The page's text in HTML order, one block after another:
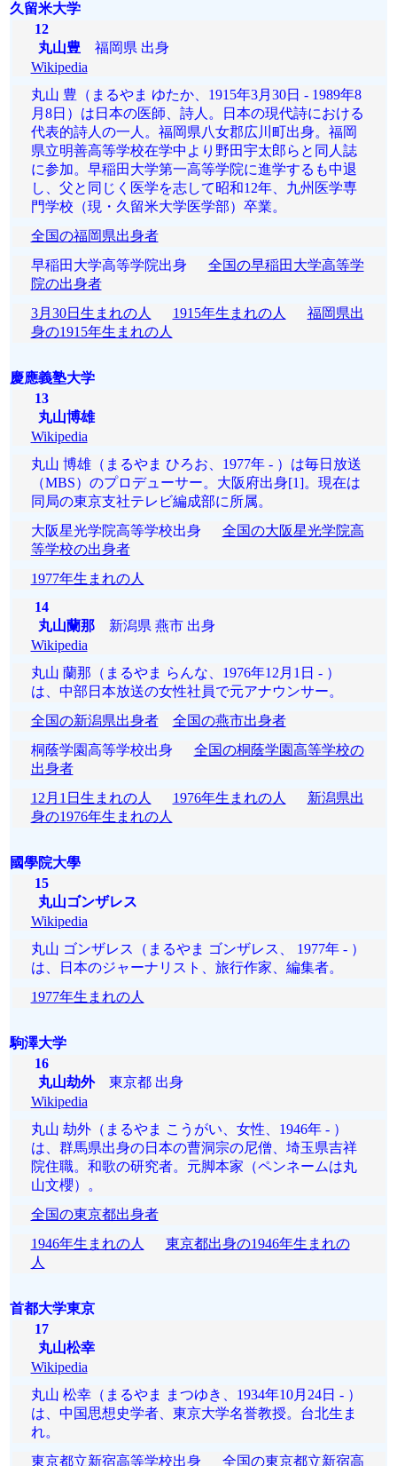
久留米大学
12
丸山豊 福岡県 出身
Wikipedia
丸山 豊（まるやま ゆたか、1915年3月30日 - 1989年8
月8日）は日本の医師、詩人。日本の現代詩における
代表的詩人の一人。福岡県八女郡広川町出身。福岡
県立明善高等学校在学中より野田宇太郎らと同人誌
に参加。早稲田大学第一高等学院に進学するも中退
し、父と同じく医学を志して昭和12年、九州医学専
門学校（現・久留米大学医学部）卒業。
全国の福岡県出身者
早稲田大学高等学院出身 全国の早稲田大学高等学
院の出身者
3月30日生まれの人
1915年生まれの人
福岡県出
身の1915年生まれの人
慶應義塾大学
13
丸山博雄
Wikipedia
丸山 博雄（まるやま ひろお、1977年 - ）は毎日放送
（MBS）のプロデューサー。大阪府出身[1]。現在は
同局の東京支社テレビ編成部に所属。
大阪星光学院高等学校出身 全国の大阪星光学院高
等学校の出身者
1977年生まれの人
14
丸山蘭那新潟県 燕市 出身
Wikipedia
丸山 蘭那（まるやま らんな、1976年12月1日 - ）
は、中部日本放送の女性社員で元アナウンサー。
全国の新潟県出身者
全国の燕市出身者
桐蔭学園高等学校出身 全国の桐蔭学園高等学校の
出身者
12月1日生まれの人
1976年生まれの人
新潟県出
身の1976年生まれの人
國學院大學
15
丸山ゴンザレス
Wikipedia
丸山 ゴンザレス（まるやま ゴンザレス、 1977年 - ）
は、日本のジャーナリスト、旅行作家、編集者。
1977年生まれの人
駒澤大学
16
丸山劫外東京都 出身
Wikipedia
丸山 劫外（まるやま こうがい、女性、1946年 - ）
は、群馬県出身の日本の曹洞宗の尼僧、埼玉県吉祥
院住職。和歌の研究者。元脚本家（ペンネームは丸
山文櫻）。
全国の東京都出身者
1946年生まれの人
東京都出身の1946年生まれの
人
首都大学東京
17
丸山松幸
Wikipedia
丸山 松幸（まるやま まつゆき、1934年10月24日 - ）
は、中国思想史学者、東京大学名誉教授。台北生ま
れ。
東京都立新宿高等学校出身 全国の東京都立新宿高